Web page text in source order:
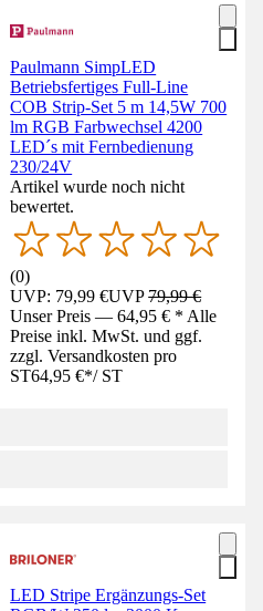
Paulmann SimpLED
Betriebsfertiges Full-Line
COB Strip-Set 5 m 14,5W 700
lm RGB Farbwechsel 4200
LED´s mit Fernbedienung
230/24V
Artikel wurde noch nicht
bewertet.
(0)
UVP: 79,99 €UVP79,99 €
Unser Preis — 64,95 € * Alle
Preise inkl. MwSt. und ggf.
zzgl. Versandkosten pro
ST64,95 €*/ ST
LED Stripe Ergänzungs-Set